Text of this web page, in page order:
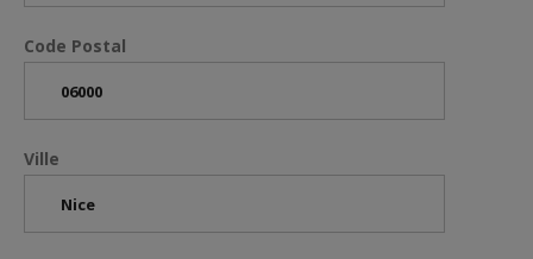
Code Postal
Ville